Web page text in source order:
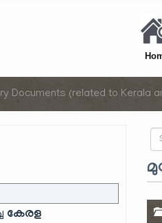
Documents (related to Kerala
കേരള